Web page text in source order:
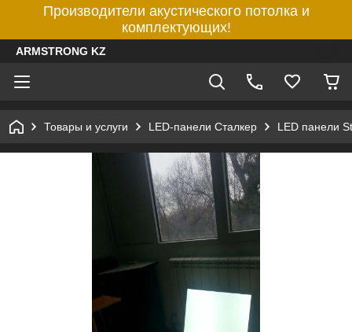
Производители акустического потолка и
комплектующих!
ARMSTRONG KZ
Товары и услуги LED-панели Сталкер LED панели